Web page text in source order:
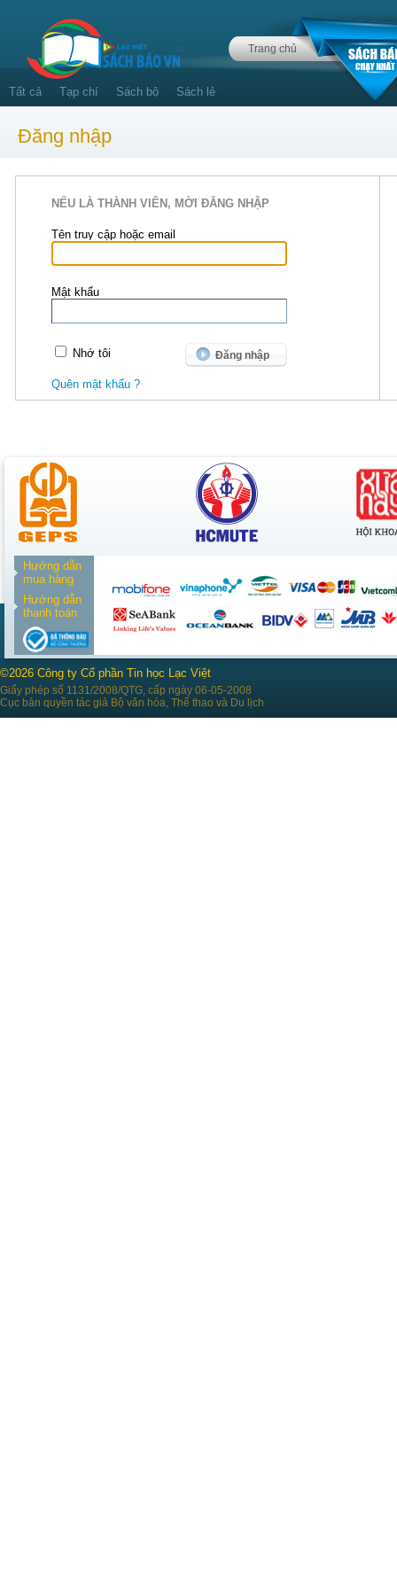
Trang chủ
Tất cả Tạp chí Sách bộ Sách lẻ
Đăng nhập
NẾU LÀ THÀNH VIÊN, MỜI ĐĂNG NHẬP
Tên truy cập hoặc email
Mật khẩu
Nhớ tôi
Quên mật khẩu ?
Hướng dẫn
mua hàng
Hướng dẫn
thanh toán
©2026 Công ty Cổ phần Tin học Lạc Việt
Giấy phép số 1131/2008/QTG, cấp ngày 06-05-2008
Cục bản quyền tác giả Bộ văn hóa, Thể thao và Du lịch